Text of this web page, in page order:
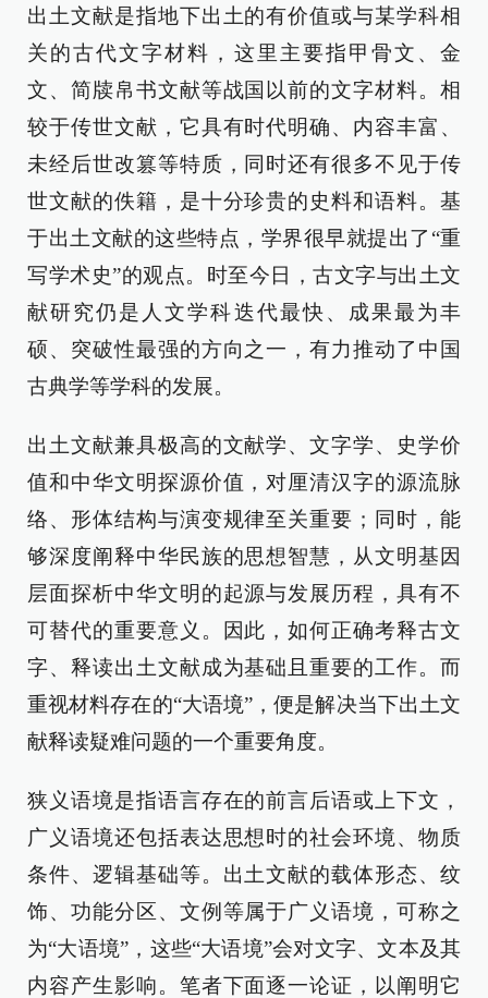
出土文献是指地下出土的有价值或与某学科相
关的古代文字材料，这里主要指甲骨文、金
文、简牍帛书文献等战国以前的文字材料。相
较于传世文献，它具有时代明确、内容丰富、
未经后世改篡等特质，同时还有很多不见于传
世文献的佚籍，是十分珍贵的史料和语料。基
于出土文献的这些特点，学界很早就提出了“重
写学术史”的观点。时至今日，古文字与出土文
献研究仍是人文学科迭代最快、成果最为丰
硕、突破性最强的方向之一，有力推动了中国
古典学等学科的发展。
出土文献兼具极高的文献学、文字学、史学价
值和中华文明探源价值，对厘清汉字的源流脉
络、形体结构与演变规律至关重要；同时，能
够深度阐释中华民族的思想智慧，从文明基因
层面探析中华文明的起源与发展历程，具有不
可替代的重要意义。因此，如何正确考释古文
字、释读出土文献成为基础且重要的工作。而
重视材料存在的“大语境”，便是解决当下出土文
献释读疑难问题的一个重要角度。
狭义语境是指语言存在的前言后语或上下文，
广义语境还包括表达思想时的社会环境、物质
条件、逻辑基础等。出土文献的载体形态、纹
饰、功能分区、文例等属于广义语境，可称之
为“大语境”，这些“大语境”会对文字、文本及其
内容产生影响。笔者下面逐一论证，以阐明它